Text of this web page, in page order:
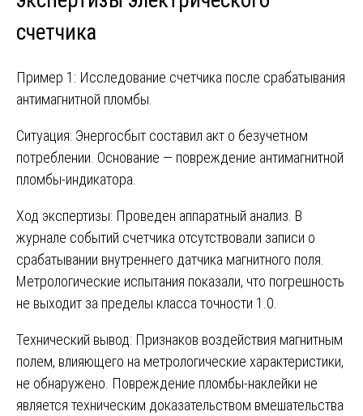
счетчика
Пример 1: Исследование счетчика после срабатывания
антимагнитной пломбы.
Ситуация: Энергосбыт составил акт о безучетном
потреблении. Основание — повреждение антимагнитной
пломбы-индикатора.
Ход экспертизы: Проведен аппаратный анализ. В
журнале событий счетчика отсутствовали записи о
срабатывании внутреннего датчика магнитного поля.
Метрологические испытания показали, что погрешность
не выходит за пределы класса точности 1.0.
Технический вывод: Признаков воздействия магнитным
полем, влияющего на метрологические характеристики,
не обнаружено. Повреждение пломбы-наклейки не
является техническим доказательством вмешательства